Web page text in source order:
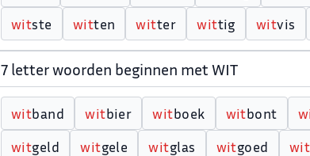
witste witten witter wittig witvis
7 letter woorden beginnen met WIT
witband witbier witboek witbont w
witgeld witgele witglas witgoed wit